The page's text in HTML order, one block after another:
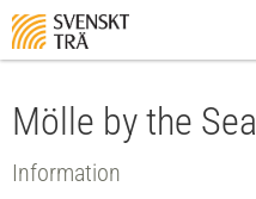
Mölle by the Sea
Information